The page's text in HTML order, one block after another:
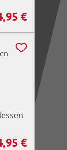
Preis:
€
Preis:
€